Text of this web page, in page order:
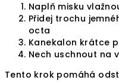
Naplň misku
Přidej trochu
octa
Kanekalon krátce
Nech uschnout na
Tento krok pomáhá